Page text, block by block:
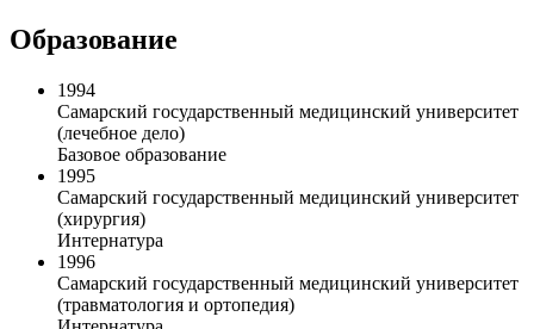
Образование
1994
Самарский государственный медицинский университет
(лечебное дело)
Базовое образование
1995
Самарский государственный медицинский университет
(хирургия)
Интернатура
1996
Самарский государственный медицинский университет
(травматология и ортопедия)